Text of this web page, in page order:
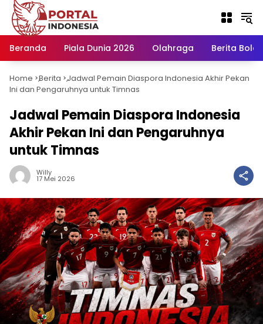
Langsung
konten
Beranda
Piala Dunia 2026 Olahraga Berita Bola
Home -
Berita -
Jadwal Pemain Diaspora Indonesia Akhir Pekan
Ini dan Pengaruhnya untuk Timnas
Jadwal Pemain Diaspora Indonesia
Akhir Pekan Ini dan Pengaruhnya
untuk Timnas
Willy
17 Mei 2026